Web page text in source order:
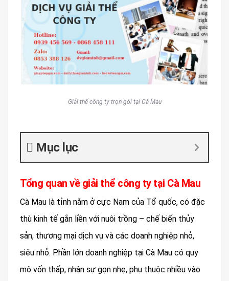
Giải thể công ty trọn gói tại Cà Mau
Mục lục
Tổng quan về giải thể công ty tại Cà Mau
Cà Mau là tỉnh nằm ở cực Nam của Tổ quốc, có đặc
thù kinh tế gắn liền với nuôi trồng – chế biến thủy
sản, thương mại dịch vụ và các doanh nghiệp nhỏ,
siêu nhỏ. Phần lớn doanh nghiệp tại Cà Mau có quy
mô vốn thấp, nhân sự gọn nhẹ, phụ thuộc nhiều vào